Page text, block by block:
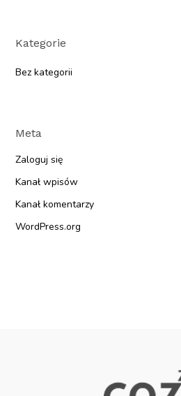
Kategorie
Bez kategorii
Meta
Zaloguj się
Kanał wpisów
Kanał komentarzy
WordPress.org